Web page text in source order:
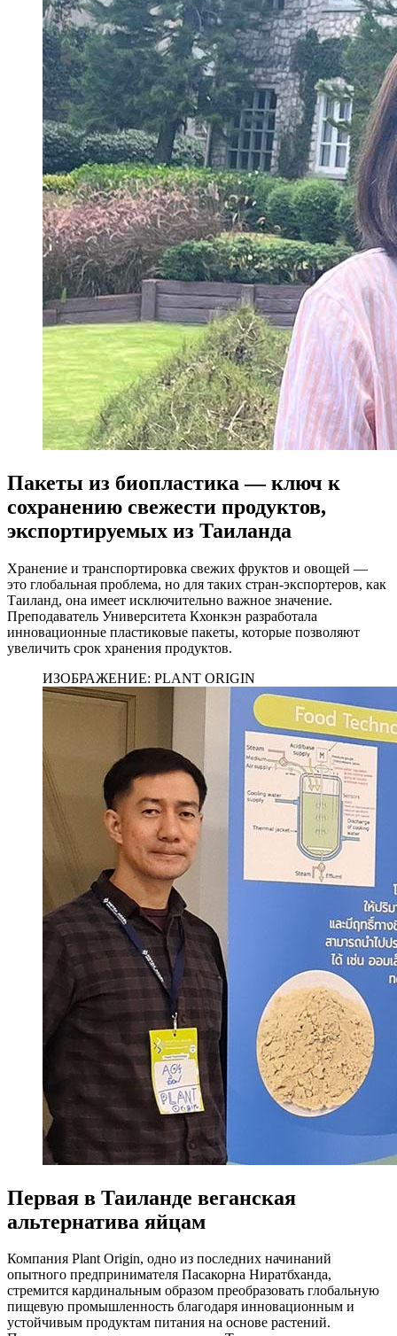
Пакеты из биопластика — ключ к
сохранению свежести продуктов,
экспортируемых из Таиланда
Хранение и транспортировка свежих фруктов и овощей —
это глобальная проблема, но для таких стран-экспортеров, как
Таиланд, она имеет исключительно важное значение.
Преподаватель Университета Кхонкэн разработала
инновационные пластиковые пакеты, которые позволяют
увеличить срок хранения продуктов.
ИЗОБРАЖЕНИЕ: PLANT ORIGIN
Первая в Таиланде веганская
альтернатива яйцам
Компания Plant Origin, одно из последних начинаний
опытного предпринимателя Пасакорна Ниратбханда,
стремится кардинальным образом преобразовать глобальную
пищевую промышленность благодаря инновационным и
устойчивым продуктам питания на основе растений.